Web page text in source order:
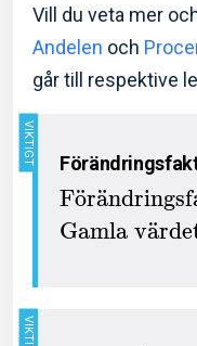
Vill du veta mer
Andelen och
går till respektive
Fo
¨ra
¨
Gamla va
¨